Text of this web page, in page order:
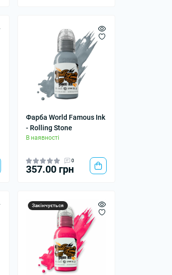
Фарба World Famous Ink
- Rolling Stone
В наявності
0
357.00 грн
Закінчується